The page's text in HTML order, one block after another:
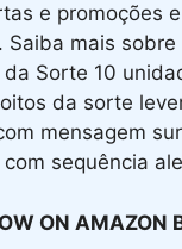
e promoções
Saiba mais sobre
Sorte 10
da sorte
mensagem
sequência
ON AMAZON